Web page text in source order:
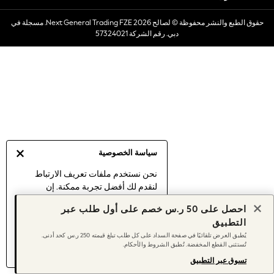
سياسة الخصوصية
نحن نستخدم ملفات تعريف الارتباط
لنقدم لك أفضل تجربة ممكنة. إن
موافقتك على استخدامنا لملفات تعريف
اكتشف المزيد عن إدارة إعدادات ملفات
تعريف الارتباط (الكوكيز).
Dresses
Occasionwear
Sets & Outfits
Sun Hats & Caps
Women's Holiday Shop
Women's Travel Styles
Dresses
Occasionwear
Linen Collection
Tops & T-Shirts
حقوق الطبع والنشر محفوظة © لصالح 2026 Next General Trading FZE. مسجلة في
دبي. رقم الشركة 57324021
احصل على 50 ر.س خصم على أول طلب عبر
التطبيق
يُطبق العرض تلقائيًا في صفحة السداد على كل طلب تبلغ قيمته 250 ر.س كحد أدنى.
تُستثنى القطع المخفضة. تُطبق الشروط والأحكام.
تسوق عبر التطبيق